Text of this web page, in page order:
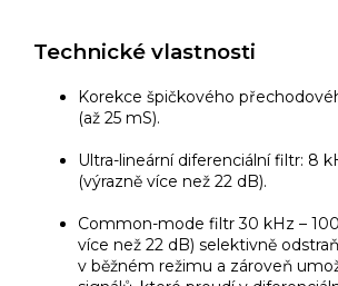
Technické vlastnosti
Korekce špičkového
(až 25 mS).
Ultra-lineární diferenciální filtr: 8
(výrazně více než 22 dB).
Common-mode filtr 30 kHz –
více než 22 dB) selektivně
v běžném režimu a zároveň